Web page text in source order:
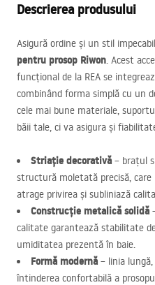
Descrierea produsului
Asigură ordine și un stil
pentru prosop Riwon. Acest
funcțional de la REA se
combinând forma simplă cu un
cele mai bune materiale,
băii tale, ci va asigura și
Striație decorativă – brațul
structură moletată precisă,
atrage privirea și subliniază
Construcție metalică solidă
calitate garantează stabilitate
umiditatea prezentă în baie.
Formă modernă – linia
întinderea confortabilă a